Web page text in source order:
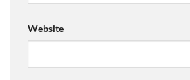
Website